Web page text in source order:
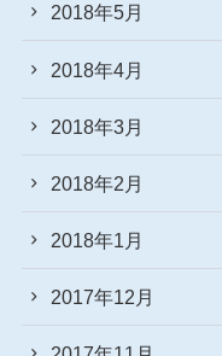
2018年5月
2018年4月
2018年3月
2018年2月
2018年1月
2017年12月